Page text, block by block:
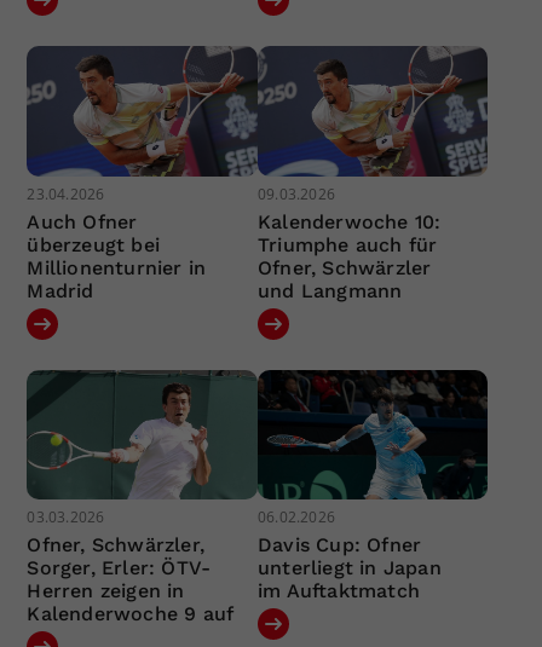
23.04.2026
Auch Ofner
überzeugt bei
Millionenturnier in
Madrid
09.03.2026
Kalenderwoche 10:
Triumphe auch für
Ofner, Schwärzler
und Langmann
03.03.2026
Ofner, Schwärzler,
Sorger, Erler: ÖTV-
Herren zeigen in
Kalenderwoche 9 auf
06.02.2026
Davis Cup: Ofner
unterliegt in Japan
im Auftaktmatch